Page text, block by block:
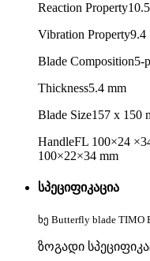
Reaction Property10.5
Vibration Property9.4
Blade
Thickness5.4 mm
Blade Size157 x 150
HandleFL 100×24
100×22×34 mm
სპეციფიკაცია
ხე Butterfly blade TIMO
ზოგადი